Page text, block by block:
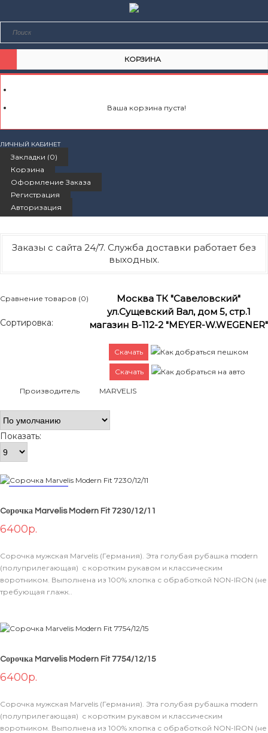
КОРЗИНА
Ваша корзина пуста!
ЛИЧНЫЙ КАБИНЕТ
Закладки (0)
Корзина
Оформление Заказа
Регистрация
Авторизация
Заказы с сайта 24/7. Служба доставки работает без
выходных.
Москва ТК "Савеловский"
ул.Сущевский Вал, дом 5, стр.1
магазин B-112-2 "MEYER-W.WEGENER"
Скачать Как добраться пешком
Скачать Как добраться на авто
Производитель MARVELIS
Сравнение товаров (0)
Сортировка:
Показать:
Cорочка Marvelis Modern Fit 7230/12/11
6400р.
Сорочка мужская Marvelis (Германия). Эта голубая рубашка modern
(полуприлегающая) с коротким рукавом и классическим
воротником. Выполнена из 100% хлопка с обработкой NON-IRON (не
требующая глажк..
Cорочка Marvelis Modern Fit 7754/12/15
6400р.
Сорочка мужская Marvelis (Германия). Эта голубая рубашка modern
(полуприлегающая) с коротким рукавом и классическим
воротником. Выполнена из 100% хлопка с обработкой NON-IRON (не